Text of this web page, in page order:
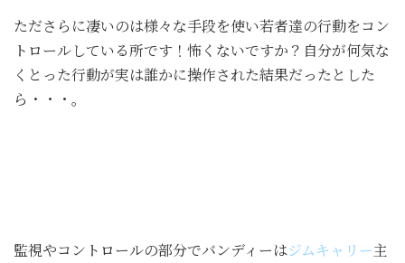
たださらに凄いのは様々な手段を使い若者達の行動をコン
トロールしている所です！怖くないですか？自分が何気な
くとった行動が実は誰かに操作された結果だったとした
ら・・・。
監視やコントロールの部分でバンディーはジムキャリー主